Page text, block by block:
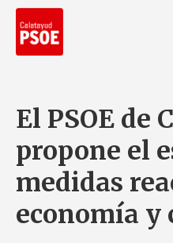
El PSOE de
propone el
medidas
economía y